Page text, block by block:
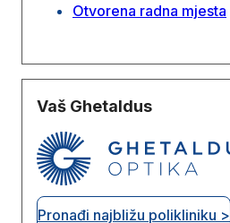
Otvorena radna mjesta
Vaš Ghetaldus
Pronađi najbližu polikliniku >